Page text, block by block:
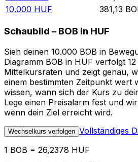
10.000 HUF 381,13
Schaubild – BOB in HUF
Sieh deinen 10.000 BOB in
Diagramm BOB in HUF verfolgt
Mittelkursraten und zeigt genau,
einem bestimmten Zeitpunkt wert
wissen, wann sich der Kurs zu
Lege einen Preisalarm fest und
wenn dein Ziel erreicht wird.
Wechselkurs verfolgen Vollständiges
1 BOB = 26,2378 HUF